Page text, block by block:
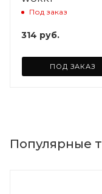
Под заказ
314 руб.
ПОД ЗАКАЗ
Популярные